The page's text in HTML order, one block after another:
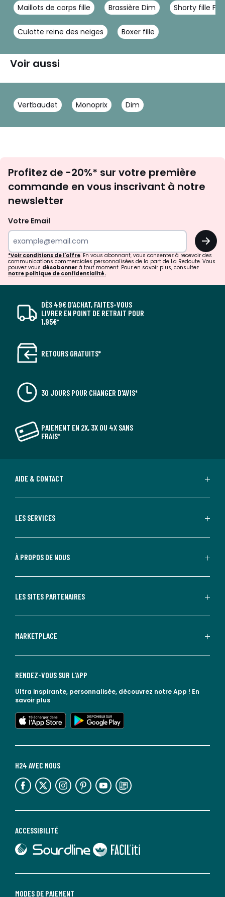
Maillots de corps fille Brassière Dim Shorty fille
Culotte reine des neiges Boxer fille
Voir aussi
Vertbaudet Monoprix Dim
newsletter
Profitez de -20%* sur votre première
commande en vous inscrivant à notre
newsletter
Votre Email
OK
*Voir conditions de l'offre. En vous abonnant, vous consentez à recevoir des
communications commerciales personnalisées de la part de La Redoute. Vous
pouvez vous désabonner à tout moment. Pour en savoir plus, consultez
notre politique de confidentialité.
DÈS 49€ D’ACHAT, FAITES-VOUS
LIVRER EN POINT DE RETRAIT POUR
1,95€*
RETOURS GRATUITS*
30 JOURS POUR CHANGER D'AVIS*
PAIEMENT EN 2X, 3X OU 4X SANS
FRAIS*
AIDE & CONTACT
LES SERVICES
À PROPOS DE NOUS
LES SITES PARTENAIRES
MARKETPLACE
MODES DE PAIEMENT
ACCESSIBILITÉ
lien vers Sourdline
lien vers Faciliti
H24 AVEC NOUS
lien vers l'espace réseaux sociaux lien vers l'espace réseaux sociaux lien vers l'espace réseaux sociaux lien vers l'espace réseaux sociaux lien vers l'espace réseaux sociaux lien vers le blog la redoute
RENDEZ-VOUS SUR L'APP
Ultra inspirante, personnalisée, découvrez notre App ! En
savoir plus
lien vers l'app store
lien vers google play